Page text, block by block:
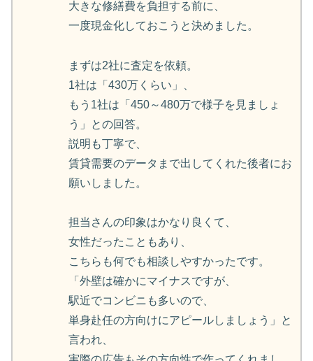
大きな修繕費を負担する前に、
一度現金化しておこうと決めました。
まずは2社に査定を依頼。
1社は「430万くらい」、
もう1社は「450～480万で様子を見ましょ
う」との回答。
説明も丁寧で、
賃貸需要のデータまで出してくれた後者にお
願いしました。
担当さんの印象はかなり良くて、
女性だったこともあり、
こちらも何でも相談しやすかったです。
「外壁は確かにマイナスですが、
駅近でコンビニも多いので、
単身赴任の方向けにアピールしましょう」と
言われ、